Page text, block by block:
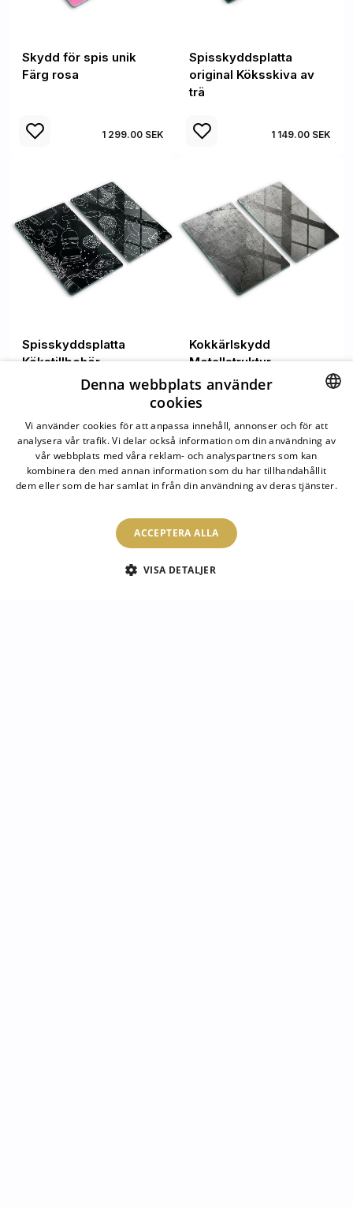
Skydd för spis unik
Färg rosa
1 299.00 SEK
Spisskyddsplatta
original Köksskiva av
trä
1 149.00 SEK
Spisskyddsplatta
Kökstillbehör
1 449.00 SEK
Kokkärlskydd
Metallstruktur
SWEDISH
SWEDISH
Denna webbplats använder
cookies
Vi använder cookies för att anpassa innehåll, annonser och för att
analysera vår trafik. Vi delar också information om din användning av
vår webbplats med våra reklam- och analyspartners som kan
kombinera den med annan information som du har tillhandahållit
dem eller som de har samlat in från din användning av deras tjänster.
ACCEPTERA ALLA
VISA DETALJER